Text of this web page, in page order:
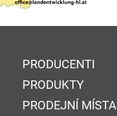
PRODUCENTI
PRODUKTY
PRODEJNÍ MÍSTA